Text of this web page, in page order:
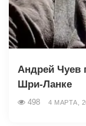
Андрей Чуев
Шри-Ланке
498 4 МАРТА,